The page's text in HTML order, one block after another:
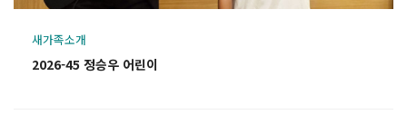
새가족소개
2026-45 정승우 어린이